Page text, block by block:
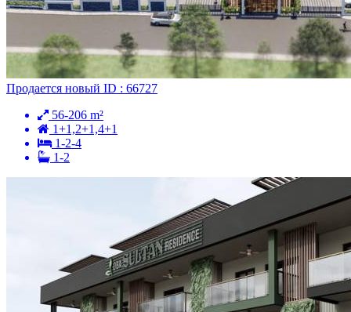
Продается новый ID : 66727
56-206 m²
1+1,2+1,4+1
1-2-4
1-2